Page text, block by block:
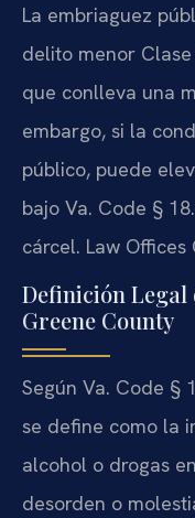
La embriaguez
delito menor
que conlleva una
embargo, si la
público, puede
bajo Va. Code §
cárcel. Law Offices
Definición Legal
Greene County
Según Va. Code §
se define como la
alcohol o drogas
desorden o